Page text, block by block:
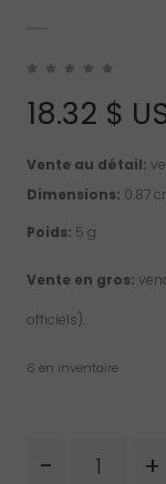
18.32 $
Vente au détail:
Dimensions: 0.87
Poids: 5 g
Vente en gros:
officiels).
6 en inventaire
-
de
+